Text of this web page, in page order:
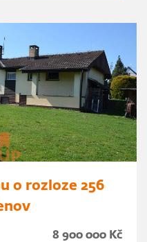
o rozloze 256
8 900 000 Kč